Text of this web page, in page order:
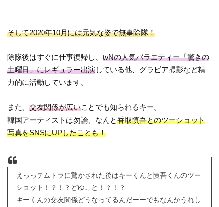
そして2020年10月には元気な姿で無事除隊！
除隊後はすぐに仕事復帰し、tvNの人気バラエティー「驚きの
土曜日」にレギュラー出演している他、グラビア撮影など精
力的に活動しています。
また、交友関係が広いことでも知られるキー。
韓国アーティストは勿論、なんと香取慎吾とのツーショット
写真をSNSにUPしたことも！
えっっテムトラに驚かされた後はキーくんと慎吾くんのツー
ショット！？！？どゆこと！？！？
キーくんの交友関係どうなってるんだーーでもなんかうれし